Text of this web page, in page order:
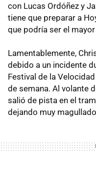
con Lucas Ordóñez y
tiene que preparar a
que podría ser el
Lamentablemente,
debido a un incidente
Festival de la
de semana. Al volante
salió de pista en el
dejando muy